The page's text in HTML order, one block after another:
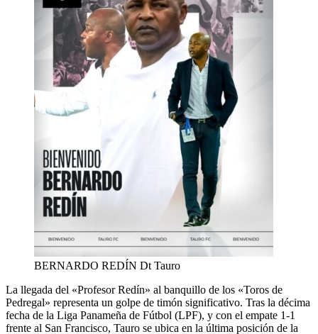
BERNARDO REDÍN Dt Tauro
La llegada del «Profesor Redín» al banquillo de los «Toros de
Pedregal» representa un golpe de timón significativo. Tras la décima
fecha de la Liga Panameña de Fútbol (LPF), y con el empate 1-1
frente al San Francisco, Tauro se ubica en la última posición de la